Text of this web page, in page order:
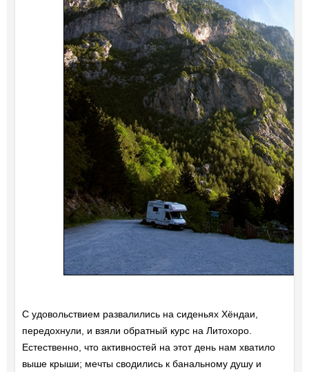
С удовольствием развалились на сиденьях Хёндаи,
передохнули, и взяли обратный курс на Литохоро.
Естественно, что активностей на этот день нам хватило
выше крыши; мечты сводились к банальному душу и